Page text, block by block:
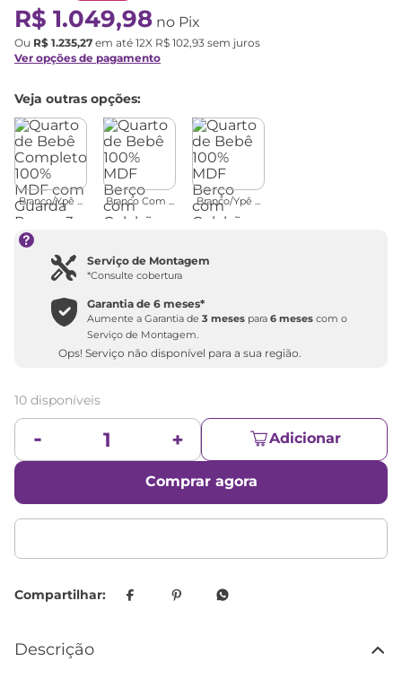
R$ 1.049,98 no Pix
Ou R$ 1.235,27 em até 12X R$ 102,93 sem juros
Ver opções de pagamento
Veja outras opções:
Branco/Ypê ... Branco Com ... Branco/Ypê ...
Serviço de Montagem
*Consulte cobertura
Garantia de6 meses*
Aumente a Garantia de3 meses para6 meses com o
Serviço de Montagem.
Ops! Serviço não disponível para a sua região.
10 disponíveis
Adicionar
Comprar agora
Descrição